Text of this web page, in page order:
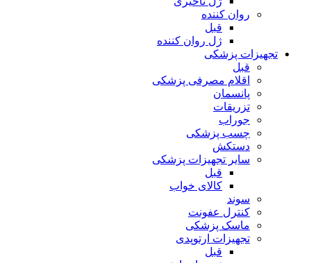
روان کننده
قبل
ژل روان کننده
تجهیزات پزشکی
قبل
اقلام مصرفی پزشکی
پانسمان
تزریقات
جوراب
چسب پزشکی
دستکش
سایر تجهیزات پزشکی
قبل
کالای خواب
سوند
کنترل عفونت
ماسک پزشکی
تجهیزات ارتوپدی
قبل